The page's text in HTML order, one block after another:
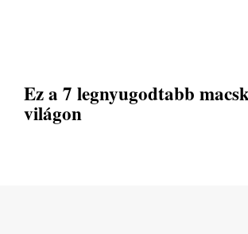
Ez a 7 legnyugodtabb
világon